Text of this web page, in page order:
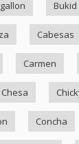
Bukid
Cabesas
Carmen
Chesa
Concha